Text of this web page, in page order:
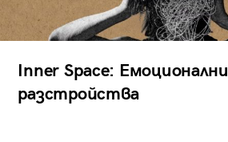
Inner Space: Емоционални
разстройства